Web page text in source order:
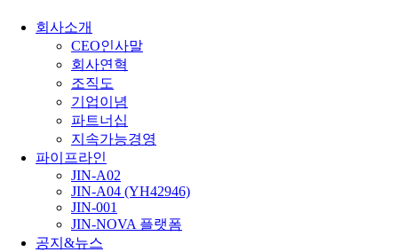
회사소개
CEO인사말
회사연혁
조직도
기업이념
파트너십
지속가능경영
파이프라인
JIN-A02
JIN-A04 (YH42946)
JIN-001
JIN-NOVA 플랫폼
공지&뉴스